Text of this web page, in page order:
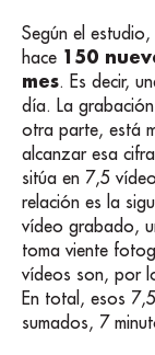
Según el
hace 150
mes. Es decir,
día. La
otra parte, está
alcanzar esa
sitúa en 7,5
relación es la
vídeo grabado,
toma viente
vídeos son, por
En total, esos
sumados, 7